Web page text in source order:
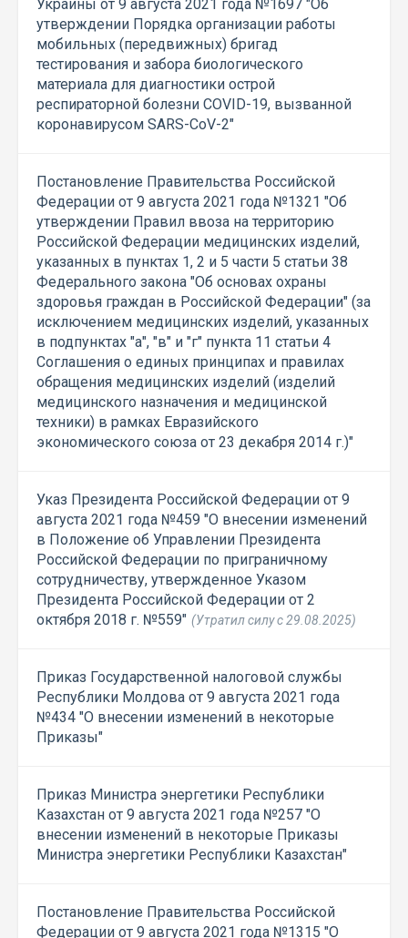
Украины от 9 августа 2021 года №1697 "Об
утверждении Порядка организации работы
мобильных (передвижных) бригад
тестирования и забора биологического
материала для диагностики острой
респираторной болезни COVID-19, вызванной
коронавирусом SARS-CoV-2"
Постановление Правительства Российской
Федерации от 9 августа 2021 года №1321 "Об
утверждении Правил ввоза на территорию
Российской Федерации медицинских изделий,
указанных в пунктах 1, 2 и 5 части 5 статьи 38
Федерального закона "Об основах охраны
здоровья граждан в Российской Федерации" (за
исключением медицинских изделий, указанных
в подпунктах "а", "в" и "г" пункта 11 статьи 4
Соглашения о единых принципах и правилах
обращения медицинских изделий (изделий
медицинского назначения и медицинской
техники) в рамках Евразийского
экономического союза от 23 декабря 2014 г.)"
Указ Президента Российской Федерации от 9
августа 2021 года №459 "О внесении изменений
в Положение об Управлении Президента
Российской Федерации по приграничному
сотрудничеству, утвержденное Указом
Президента Российской Федерации от 2
октября 2018 г. №559" (Утратил силу с 29.08.2025)
Приказ Государственной налоговой службы
Республики Молдова от 9 августа 2021 года
№434 "О внесении изменений в некоторые
Приказы"
Приказ Министра энергетики Республики
Казахстан от 9 августа 2021 года №257 "О
внесении изменений в некоторые Приказы
Министра энергетики Республики Казахстан"
Постановление Правительства Российской
Федерации от 9 августа 2021 года №1315 "О